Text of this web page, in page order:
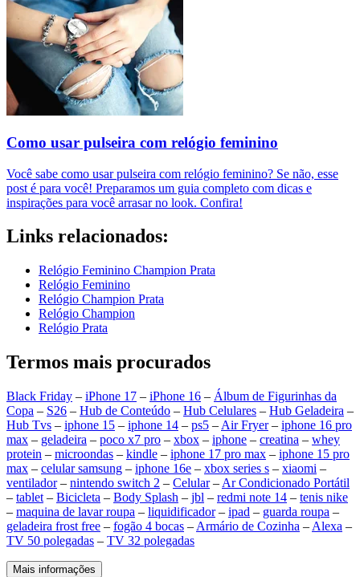
Como usar pulseira com relógio feminino
Você sabe como usar pulseira com relógio feminino? Se não, esse
post é para você! Preparamos um guia completo com dicas e
inspirações para você arrasar no look. Confira!
Links relacionados:
Relógio Feminino Champion Prata
Relógio Feminino
Relógio Champion Prata
Relógio Champion
Relógio Prata
Termos mais procurados
Black Friday – iPhone 17 – iPhone 16 – Álbum de Figurinhas da
Copa – S26 – Hub de Conteúdo – Hub Celulares – Hub Geladeira –
Hub Tvs – iphone 15 – iphone 14 – ps5 – Air Fryer– iphone 16 pro
max – geladeira – poco x7 pro – xbox – iphone – creatina – whey
protein – microondas – kindle – iphone 17 pro max – iphone 15 pro
max – celular samsung – iphone 16e – xbox series s – xiaomi –
ventilador– nintendo switch 2 – Celular– Ar Condicionado Portátil
– tablet – Bicicleta – Body Splash – jbl – redmi note 14 – tenis nike
– maquina de lavar roupa – liquidificador– ipad – guarda roupa –
geladeira frost free – fogão 4 bocas – Armário de Cozinha – Alexa –
TV 50 polegadas – TV 32 polegadas
Mais informações